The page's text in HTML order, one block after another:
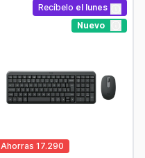
Recíbelo el lunes
Nuevo
Ahorras 17.290